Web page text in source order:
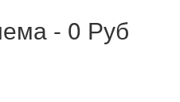
- 0 Руб